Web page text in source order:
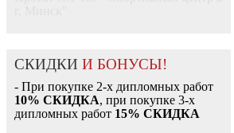
СКИДКИ И БОНУСЫ!
- При покупке 2-х дипломных работ
10% СКИДКА, при покупке 3-х
дипломных работ 15% СКИДКА